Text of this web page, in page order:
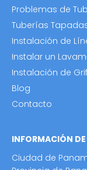
Problemas de
Tuberías
Instalación de
Instalar un
Instalación de
Blog
Contacto
INFORMACIÓN
Ciudad de